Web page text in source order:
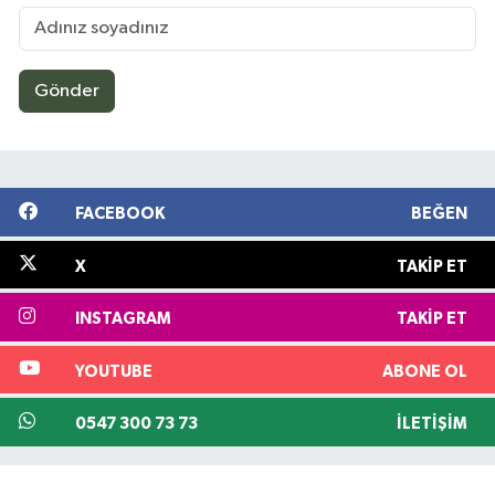
Gönder
FACEBOOK BEĞEN
X TAKIP ET
INSTAGRAM TAKIP ET
YOUTUBE ABONE OL
0547 300 73 73 İLETIŞIM